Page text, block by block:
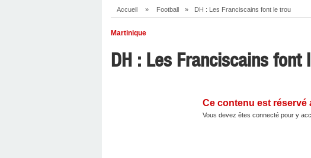
Accueil » Football » DH : Les Franciscains font le trou
Martinique
DH : Les Franciscains font
Ce contenu est réservé
Vous devez êtes connecté pour y